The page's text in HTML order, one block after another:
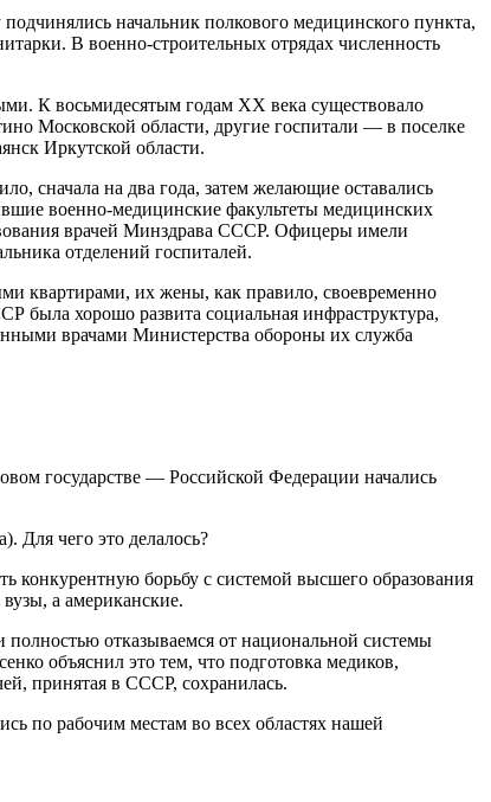
начальник полкового медицинского пункта,
В военно-строительных отрядах численность
К восьмидесятым годам XX века существовало
Московской области, другие госпитали — в поселке
Иркутской области.
сначала на два года, затем желающие оставались
военно-медицинские факультеты медицинских
врачей Минздрава СССР. Офицеры имели
отделений госпиталей.
квартирами, их жены, как правило, своевременно
была хорошо развита социальная инфраструктура,
врачами Министерства обороны их служба
государстве — Российской Федерации начались
Для чего это делалось?
конкурентную борьбу с системой высшего образования
а американские.
отказываемся от национальной системы
объяснил это тем, что подготовка медиков,
принятая в СССР, сохранилась.
по рабочим местам во всех областях нашей